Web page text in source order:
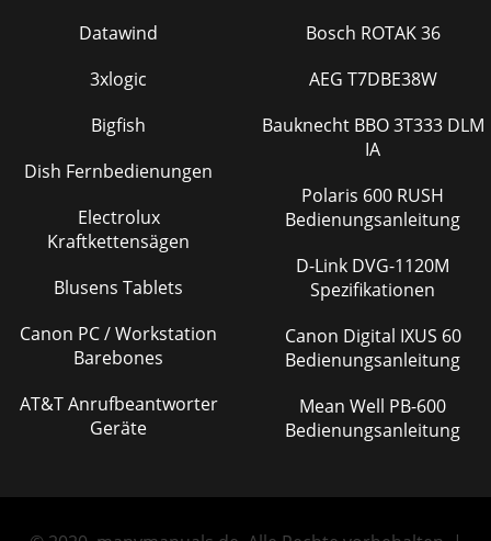
Datawind
3xlogic
Bigfish
Dish Fernbedienungen
Electrolux
Kraftkettensägen
Blusens Tablets
Canon PC / Workstation
Barebones
AT&T Anrufbeantworter
Geräte
Bosch ROTAK 36
AEG T7DBE38W
Bauknecht BBO 3T333 DLM
IA
Polaris 600 RUSH
Bedienungsanleitung
D-Link DVG-1120M
Spezifikationen
Canon Digital IXUS 60
Bedienungsanleitung
Mean Well PB-600
Bedienungsanleitung